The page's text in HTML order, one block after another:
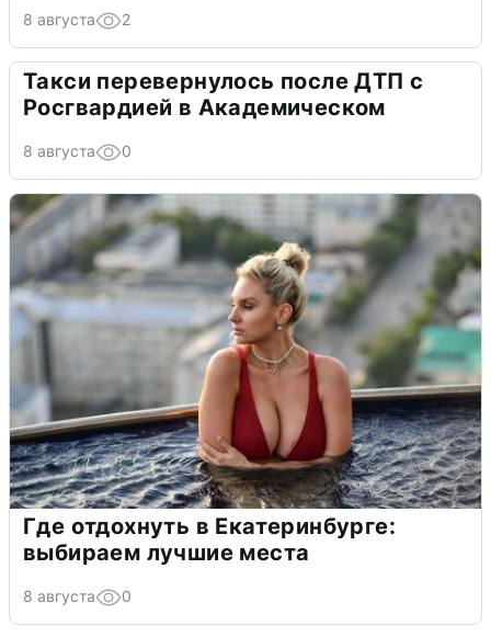
8 августа 2
Такси перевернулось после ДТП с
Росгвардией в Академическом
8 августа 0
Где отдохнуть в Екатеринбурге:
выбираем лучшие места
8 августа 0